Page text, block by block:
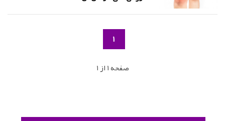
1
صفحه 1 از 1